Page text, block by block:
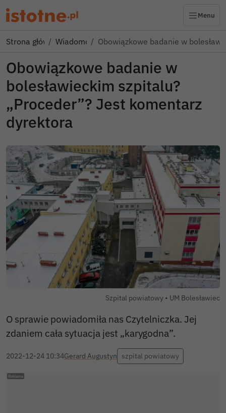
Menu
Strona głównaWiadomościObowiązkowe badanie w
Obowiązkowe badanie w
bolesławieckim szpitalu?
„Proceder”? Jest komentarz
dyrektora
Szpital powiatowy • Autor zdjęcia:
UM Bolesławiec
O sprawie powiadomiła nas Czytelniczka. Jej
zdaniem cała sytuacja jest „karygodna”.
2022-12-24 10:34Gerard Augustyn szpital powiatowy